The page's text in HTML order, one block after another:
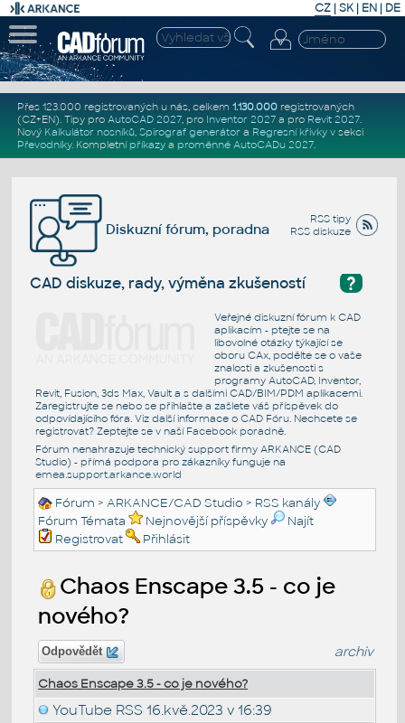
CZ | SK| EN | DE
Přes 123.000 registrovaných u nás, celkem 1.130.000registrovaných
(CZ+EN). Tipy pro AutoCAD 2027, pro Inventor 2027a pro Revit 2027.
Nový Kalkulátor nosníků, Spirograf generátor a Regresní křivkyv sekci
Převodníky. Kompletní příkazya proměnné AutoCADu 2027.
RSS tipy
RSS diskuze
Diskuzní fórum, poradna
?
CAD diskuze, rady, výměna zkušeností
Veřejné diskuzní fórum k CAD
aplikacím - ptejte se na
libovolné otázky týkající se
oboru CAx, podělte se o vaše
znalosti a zkušenosti s
programy AutoCAD, Inventor,
Revit, Fusion, 3ds Max, Vault a s dalšími CAD/BIM/PDM aplikacemi.
Zaregistrujte se nebo se přihlašte a zašlete váš příspěvek do
odpovídajícího fóra. Viz další informace o CAD Fóru. Nechcete se
registrovat? Zeptejte se v naší Facebook poradně.
Fórum nenahrazuje technický support firmy ARKANCE (CAD
Studio) - přímá podpora pro zákazníky funguje na
emea.support.arkance.world
Fórum >ARKANCE/CAD Studio > RSS kanály
Fórum Témata
Nejnovější příspěvky
Najít
Registrovat
Přihlásit
Chaos Enscape 3.5 - co je
nového?
Odpovědět archiv
Chaos Enscape 3.5 - co je nového?
YouTube RSS 16.kvě.2023 v 16:39